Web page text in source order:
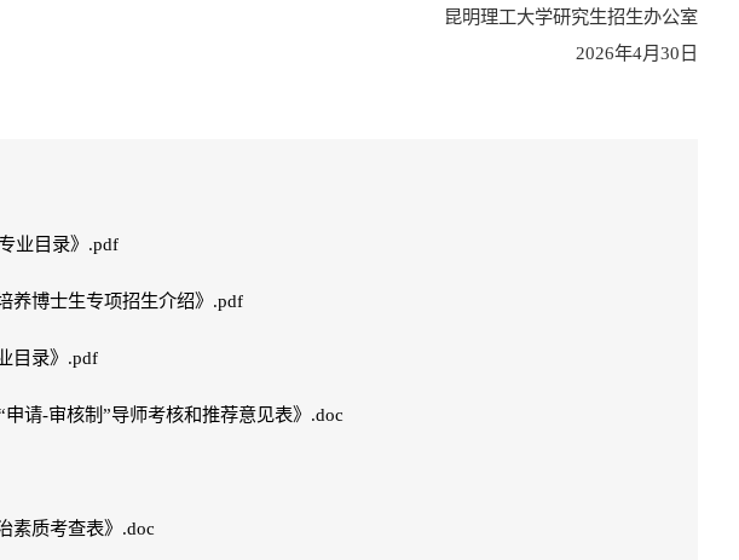
昆明理工大学研究生招生办公室
2026年4月30 日
业目录》.pdf
养博士生专项招生介绍》.pdf
目录》.pdf
请-审核制”导师考核和推荐意见表》.doc
素质考查表》.doc